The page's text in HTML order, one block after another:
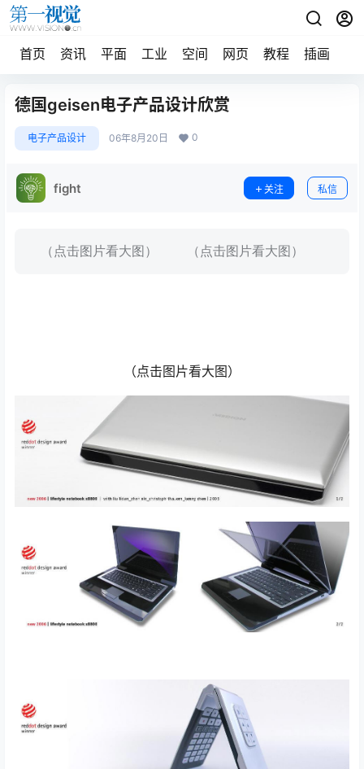
首页 资讯 平面 工业 空间 网页 教程 插画
德国geisen电子产品设计欣赏
电子产品设计 06年8月20日 0
fight 关注 私信
（点击图片看大图） （点击图片看大图）
（点击图片看大图）